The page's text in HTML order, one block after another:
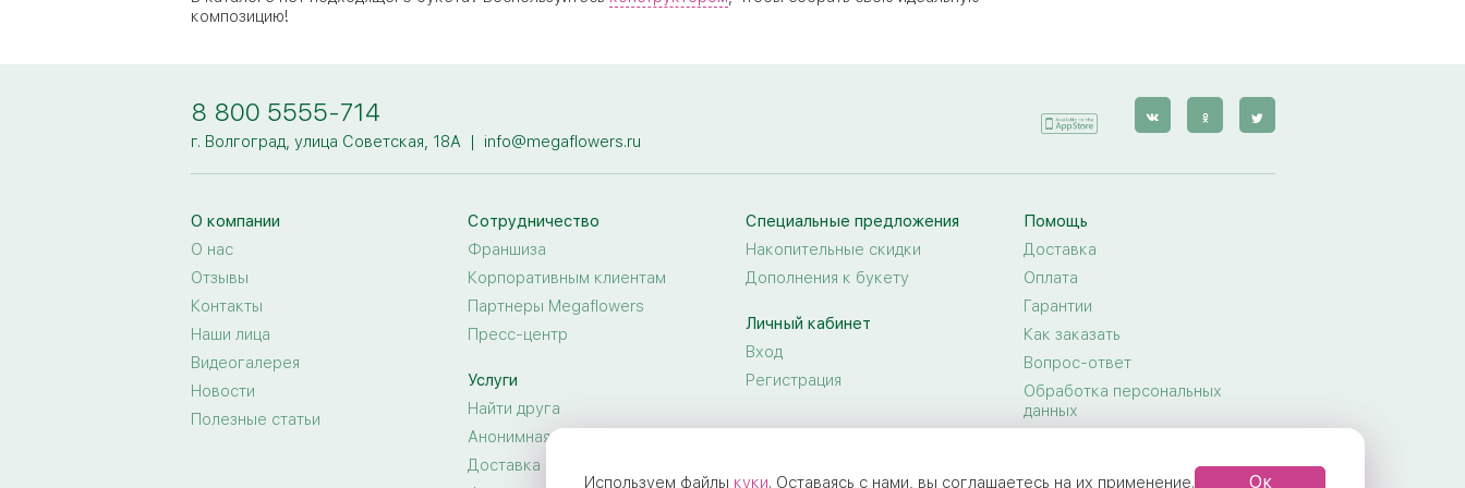
Альстромерия
Эустома
композицию!
8 800 5555-714
г. Волгоград, улица Советская, 18А| info@megaflowers.ru
О компании
О нас
Отзывы
Контакты
Наши лица
Видеогалерея
Новости
Полезные статьи
Сотрудничество
Франшиза
Корпоративным клиентам
Партнеры Megaflowers
Пресс-центр
Услуги
Найти друга
Анонимная доставка цветов
Доставка цветов за границу
Специальные предложения
Накопительные скидки
Дополнения к букету
Личный кабинет
Вход
Регистрация
Помощь
Доставка
Оплата
Гарантии
Как заказать
Вопрос-ответ
Обработка персональных
данных
Правила предоставления услуг
Используем файлы куки. Оставаясь с нами, вы соглашаетесь на их применение. Ок